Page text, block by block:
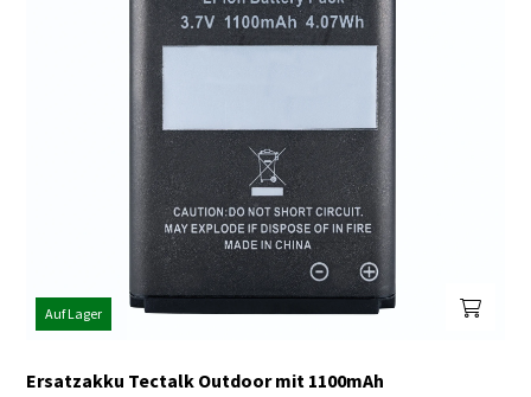
Auf Lager
Ersatzakku Tectalk Outdoor mit 1100mAh